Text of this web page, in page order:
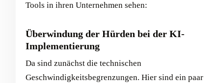
Tools in ihren Unternehmen sehen:
Überwindung der Hürden bei der KI-
Implementierung
Da sind zunächst die technischen
Geschwindigkeitsbegrenzungen. Hier sind ein paar